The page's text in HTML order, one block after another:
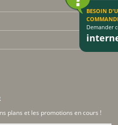
plans et les promotions en cours !
BESOIN
Demander